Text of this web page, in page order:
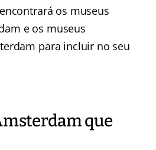
os museus
e os museus
para incluir no seu
que